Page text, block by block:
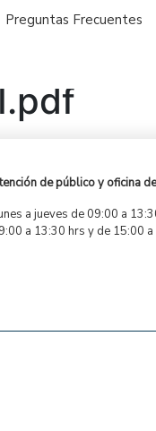
Preguntas Frecuentes
de público y oficina
a jueves de 09:00 a
a 13:30 hrs y de 15:00